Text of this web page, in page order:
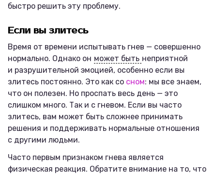
быстро решить эту проблему.
Если вы злитесь
Время от времени испытывать гнев — совершенно
нормально. Однако он может быть неприятной
и разрушительной эмоцией, особенно если вы
злитесь постоянно. Это как со сном: мы все знаем,
что он полезен. Но проспать весь день — это
слишком много. Так и с гневом. Если вы часто
злитесь, вам может быть сложнее принимать
решения и поддерживать нормальные отношения
с другими людьми.
Часто первым признаком гнева является
физическая реакция. Обратите внимание на то, что